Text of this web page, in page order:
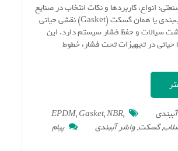
انواع، کاربردها و نکات انتخاب در صنایع
مختلف، واشر آب‌بندی یا همان گسکت (Gasket) نقشی حیاتی
سیالات و حفظ فشار سیستم دارد. این
حیاتی در تجهیزات تحت فشار، خطوط
EPDM,Gasket,NBR,
,گسکت,واشر آببندی
پیام